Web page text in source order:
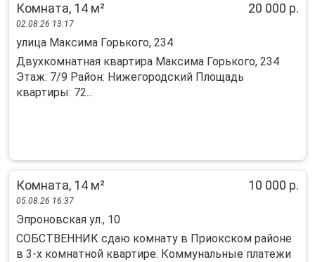
Комната, 14 м² 20 000 р.
02.08.26 13:17
улица Максима Горького, 234
Двухкомнатная квартира Максима Горького, 234
Этаж: 7/9 Район: Нижегородский Площадь
квартиры: 72...
Комната, 14 м² 10 000 р.
05.08.26 16:37
Эпроновская ул., 10
СОБСТВЕННИК сдаю комнату в Приокском районе
в 3-х комнатной квартире. Коммунальные платежи